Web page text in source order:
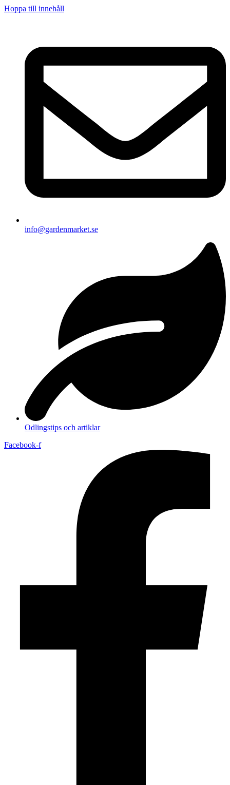
Hoppa till innehåll
info@gardenmarket.se
Odlingstips och artiklar
Facebook-f